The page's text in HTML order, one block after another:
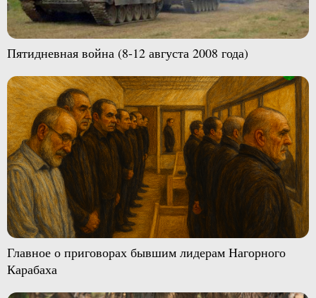
Пятидневная война (8-12 августа 2008 года)
Главное о приговорах бывшим лидерам Нагорного
Карабаха